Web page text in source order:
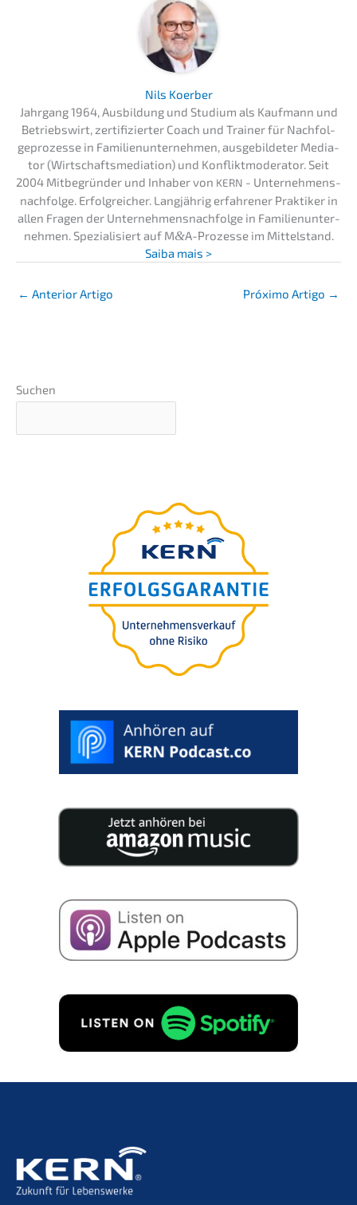
Nils Koerber
Jahrgang 1964, Ausbil­dung und Studi­um als Kaufmann und
Betriebs­wirt, zerti­fi­zier­ter Coach und Trainer für Nachfol­
ge­pro­zes­se in Famili­en­un­ter­neh­men, ausge­bil­de­ter Media­
tor (Wirtschafts­me­dia­ti­on) und Konflikt­mo­de­ra­tor. Seit
2004 Mitbe­grün­der und Inhaber von KERN - Unternehmens­
nachfolge. Erfolg­rei­cher. Langjäh­rig erfah­re­ner Prakti­ker in
allen Fragen der Unternehmens­nachfolge in Famili­en­un­ter­
neh­men. Spezia­li­siert auf M&A-Prozesse im Mittel­stand.
Saiba mais >
← Anterior Artigo Próxi­mo Artigo →
Suchen
guia defini­tivo
suces­são da sua empresa
25 especia­lis­tas publi­cam 200 páginas reple­tas de
Concordo com o armaze­na­men­to dos meus
dados para receber e-mails sobre suces­são
PEDIDO GRATUITO!